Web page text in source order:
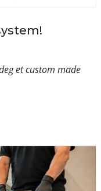
et custom made